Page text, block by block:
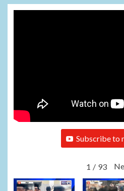
Subscribe to
1 / 93